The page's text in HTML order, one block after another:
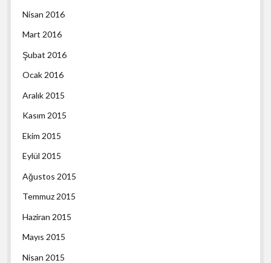
Nisan 2016
Mart 2016
Şubat 2016
Ocak 2016
Aralık 2015
Kasım 2015
Ekim 2015
Eylül 2015
Ağustos 2015
Temmuz 2015
Haziran 2015
Mayıs 2015
Nisan 2015